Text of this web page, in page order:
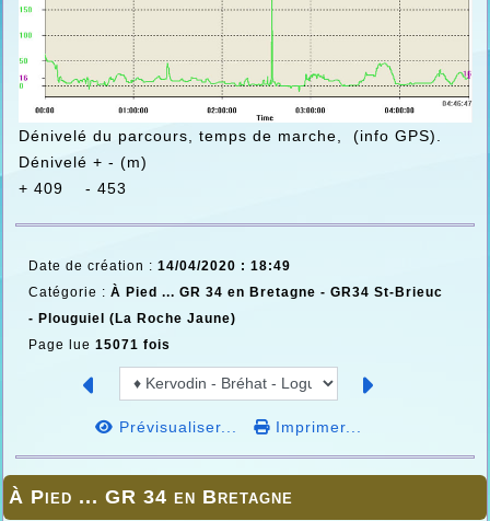
À Pied ... GR 34 en Bretagne
Dénivelé du parcours, temps de marche, (info GPS).
Dénivelé + - (m)
+ 409 - 453
Date de création : 14/04/2020 : 18:49
Catégorie : À Pied ... GR 34 en Bretagne - GR34 St-Brieuc
- Plouguiel (La Roche Jaune)
Page lue 15071 fois
Prévisualiser... Imprimer...